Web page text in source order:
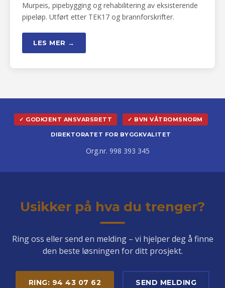
Murpeis, pipebygging og rehabilitering av eksisterende
pipeløp. Utført etter TEK17 og brannforskrifter.
LES MER →
✓ GODKJENT ANSVARSRETT ✓ BVN VÅTROMSNORM
DIREKTORATET FOR BYGGKVALITET
Org.nr. 998 393 345
Usikker på hva du trenger?
Ring oss eller send en melding – vi hjelper deg å finne
den beste løsningen for ditt prosjekt.
RING: 94 43 07 62 SEND MELDING